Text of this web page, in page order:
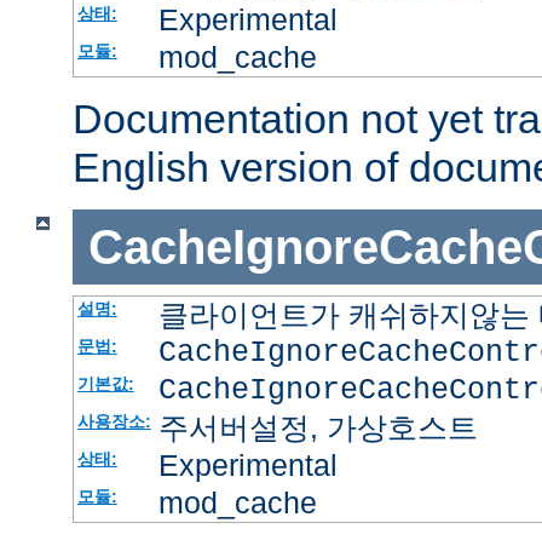
상태: Experimental
모듈: mod_cache
Documentation not yet
English version of
설명: 클라이언트가 캐쉬하지않
문법:
기본값:
사용장소: 주서버설정, 가상호스트
상태: Experimental
모듈: mod_cache